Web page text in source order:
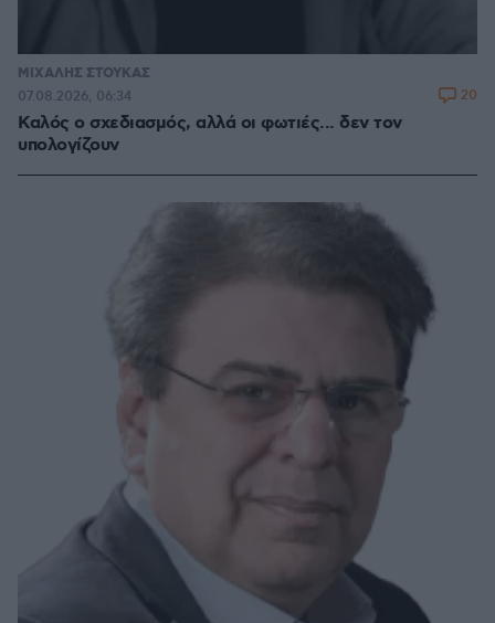
ΜΙΧΑΛΗΣ ΣΤΟΥΚΑΣ
Καλός ο σχεδιασμός, αλλά οι φωτιές... δεν τον
υπολογίζουν
07.08.2026, 06:34 20